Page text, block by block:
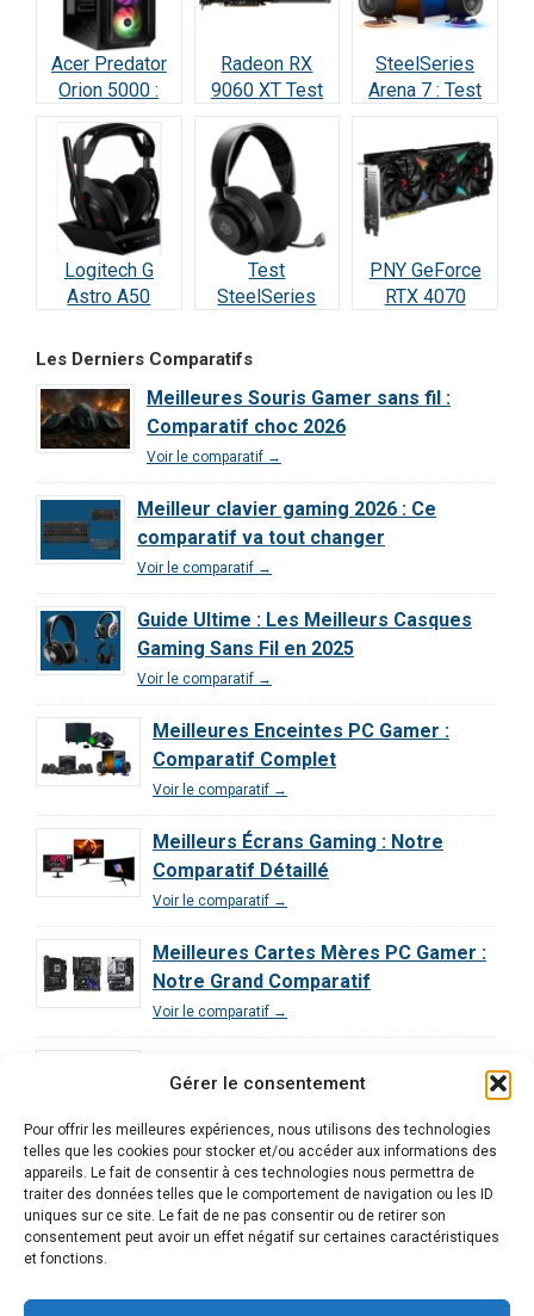
Gérer le consentement
Pour offrir les meilleures expériences, nous utilisons des technologies
telles que les cookies pour stocker et/ou accéder aux informations des
appareils. Le fait de consentir à ces technologies nous permettra de
traiter des données telles que le comportement de navigation ou les ID
uniques sur ce site. Le fait de ne pas consentir ou de retirer son
consentement peut avoir un effet négatif sur certaines caractéristiques
et fonctions.
Acer Predator
Orion 5000 :
Test Complet
RTX 5070
(2026)
Radeon RX
9060 XT Test
meilleure carte
à 498 € ?
SteelSeries
Arena 7 : Test
Vraiment
incroyable ?
Logitech G
Astro A50
Notre Test
2026
Test
SteelSeries
Wireless : Le
qualité/prix de
2026 ?
PNY GeForce
RTX 4070
Les Derniers Comparatifs
Meilleures Souris Gamer sans fil :
Comparatif choc 2026
Voir le comparatif →
Meilleur clavier gaming 2026 : Ce
comparatif va tout changer
Voir le comparatif →
Guide Ultime : Les Meilleurs Casques
Gaming Sans Fil en 2025
Voir le comparatif →
Meilleures Enceintes PC Gamer :
Comparatif Complet
Voir le comparatif →
Meilleurs Écrans Gaming : Notre
Comparatif Détaillé
Voir le comparatif →
Meilleures Cartes Mères PC Gamer :
Notre Grand Comparatif
Voir le comparatif →
Gaming : Guide Ultime
Voir le comparatif →
Comparatif Exclusif | Les 3 Meilleurs
PC Gamer Décryptés
Voir le comparatif →